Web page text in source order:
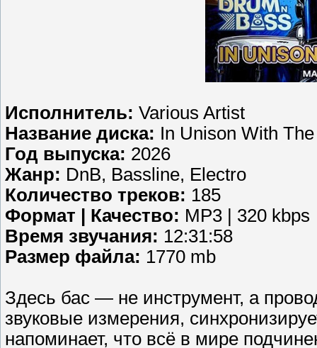
Исполнитель: Various Artist
Название диска: In Unison With
Год выпуска: 2026
Жанр: DnB, Bassline, Electro
Количество треков: 185
Формат | Качество: MP3 | 320 kbps
Время звучания: 12:31:58
Размер файла: 1770 mb
Здесь бас — не инструмент, а
звуковые измерения,
напоминает, что всё в мире